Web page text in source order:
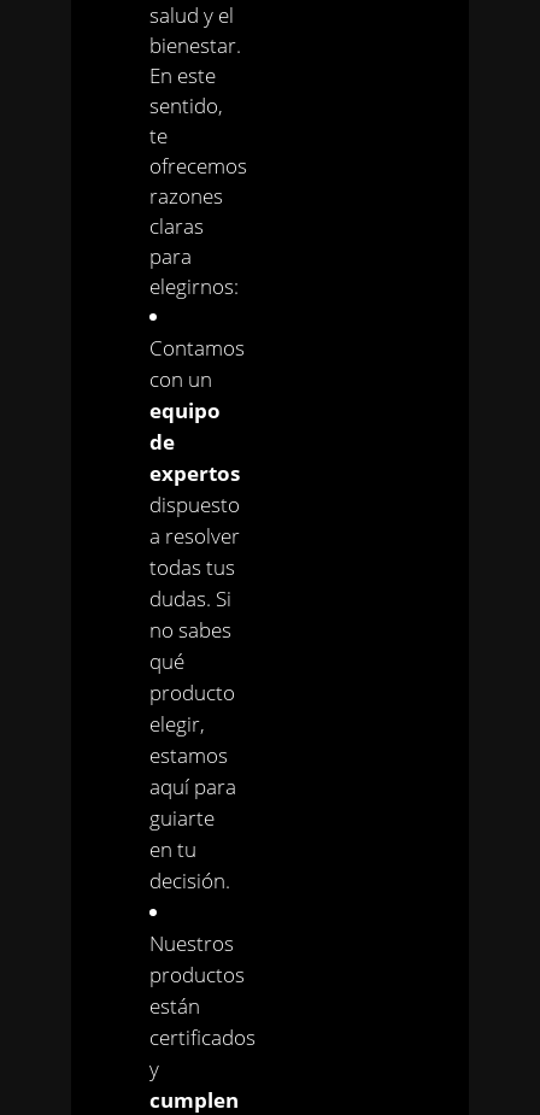
salud y el
bienestar.
En este
sentido,
te
ofrecemos
razones
claras
para
elegirnos:
Contamos
con un
equipo
de
expertos
dispuesto
a resolver
todas tus
dudas. Si
no sabes
qué
producto
elegir,
estamos
aquí para
guiarte
en tu
decisión.
Nuestros
productos
están
certificados
y
cumplen